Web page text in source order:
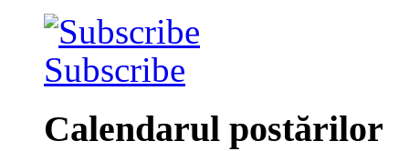
Subscribe
Calendarul postărilor